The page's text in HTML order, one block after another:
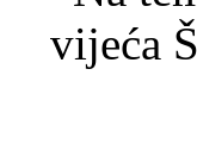
vijeća